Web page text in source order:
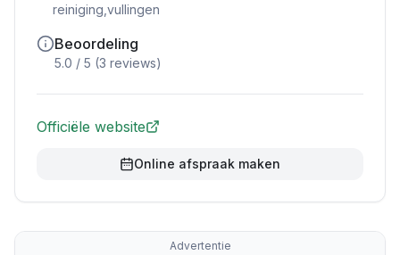
reiniging,vullingen
Beoordeling
5.0 / 5 (3 reviews)
Officiële website
Online afspraak maken
Advertentie